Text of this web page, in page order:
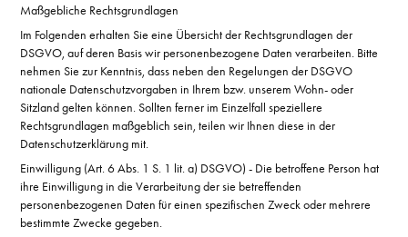
Maßgebliche Rechtsgrundlagen
Im Folgenden erhalten Sie eine Übersicht der Rechtsgrundlagen der
DSGVO, auf deren Basis wir personenbezogene Daten verarbeiten. Bitte
nehmen Sie zur Kenntnis, dass neben den Regelungen der DSGVO
nationale Datenschutzvorgaben in Ihrem bzw. unserem Wohn- oder
Sitzland gelten können. Sollten ferner im Einzelfall speziellere
Rechtsgrundlagen maßgeblich sein, teilen wir Ihnen diese in der
Datenschutzerklärung mit.
Einwilligung (Art. 6 Abs. 1 S. 1 lit. a) DSGVO) - Die betroffene Person hat
ihre Einwilligung in die Verarbeitung der sie betreffenden
personenbezogenen Daten für einen spezifischen Zweck oder mehrere
bestimmte Zwecke gegeben.